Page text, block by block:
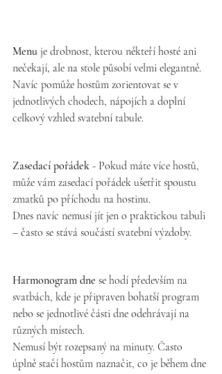
Menu je drobnost, kterou někteří hosté ani
nečekají, ale na stole působí velmi elegantně.
Navíc pomůže hostům zorientovat se v
jednotlivých chodech, nápojích a doplní
celkový vzhled svatební tabule.
Zasedací pořádek - Pokud máte více hostů,
může vám zasedací pořádek ušetřit spoustu
zmatků po příchodu na hostinu.
Dnes navíc nemusí jít jen o praktickou tabuli
– často se stává součástí svatební výzdoby.
Harmonogram dne se hodí především na
svatbách, kde je připraven bohatší program
nebo se jednotlivé části dne odehrávají na
různých místech.
Nemusí být rozepsaný na minuty. Často
úplně stačí hostům naznačit, co je během dne